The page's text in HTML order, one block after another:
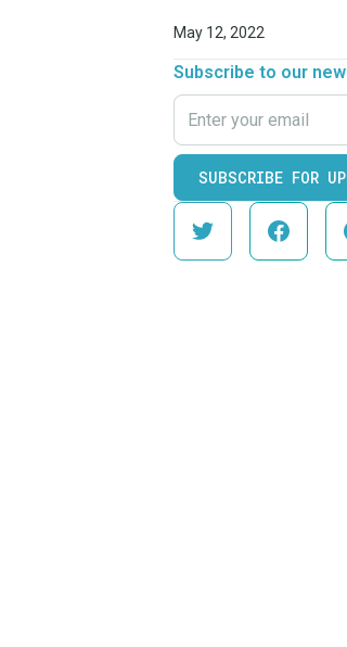
May 12, 2022
Subscribe to our